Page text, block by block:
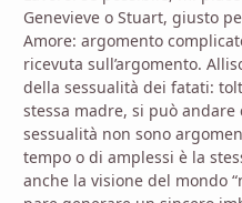
Genevieve o Stuart, giusto
Amore: argomento
ricevuta sull’argomento.
della sessualità dei fatati:
stessa madre, si può
sessualità non sono
tempo o di amplessi è la
anche la visione del mondo